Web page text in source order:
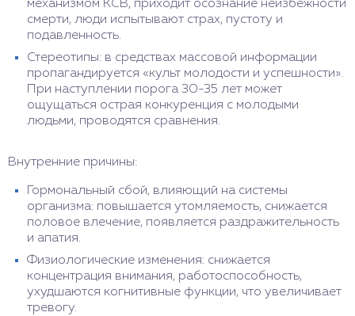
механизмом КСВ, приходит осознание неизбежности
смерти, люди испытывают страх, пустоту и
подавленность.
Стереотипы: в средствах массовой информации
пропагандируется «культ молодости и успешности».
При наступлении порога 30-35 лет может
ощущаться острая конкуренция с молодыми
людьми, проводятся сравнения.
Внутренние причины:
Гормональный сбой, влияющий на системы
организма: повышается утомляемость, снижается
половое влечение, появляется раздражительность
и апатия.
Физиологические изменения: снижается
концентрация внимания, работоспособность,
ухудшаются когнитивные функции, что увеличивает
тревогу.